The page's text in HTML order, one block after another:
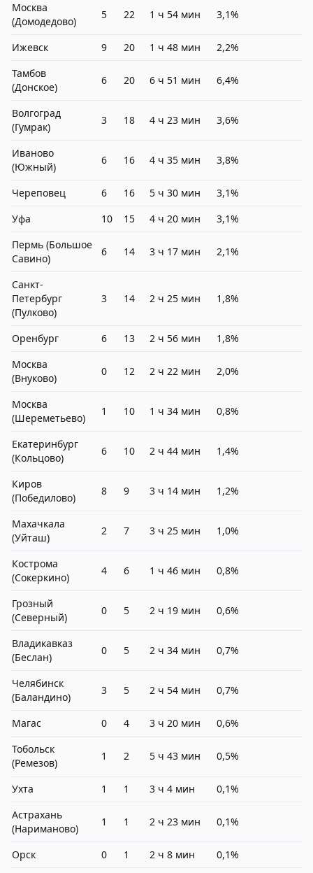
Москва
(Домодедово)
5 22 1 ч 54 мин 3,1%
Ижевск 9 20 1 ч 48 мин
2,2%
Тамбов
(Донское)
6 20 6 ч 51 мин 6,4%
Волгоград
(Гумрак)
3 18 4 ч 23 мин 3,6%
Иваново
(Южный)
6 16 4 ч 35 мин 3,8%
Череповец 6 16 5 ч 30 мин
3,1%
Уфа
10 15 4 ч 20 мин
3,1%
Пермь (Большое
Савино)
6 14 3 ч 17 мин 2,1%
Санкт-
Петербург
(Пулково)
3 14 2 ч 25 мин 1,8%
Оренбург 6 13 2 ч 56 мин
1,8%
Москва
(Внуково)
0 12 2 ч 22 мин 2,0%
Москва
(Шереметьево)
1 10 1 ч 34 мин 0,8%
Екатеринбург
(Кольцово)
6 10 2 ч 44 мин 1,4%
Киров
(Победилово)
8 9 3 ч 14 мин 1,2%
Махачкала
(Уйташ)
2 7 3 ч 25 мин 1,0%
Кострома
(Сокеркино)
4 6 1 ч 46 мин 0,8%
Грозный
(Северный)
0 5 2 ч 19 мин 0,6%
Владикавказ
(Беслан)
0 5 2 ч 34 мин 0,7%
Челябинск
(Баландино)
3 5 2 ч 54 мин 0,7%
Магас 0 4 3 ч 20 мин
0,6%
Тобольск
(Ремезов)
1 2 5 ч 43 мин 0,5%
Ухта 1 1 3 ч 4 мин
0,1%
Астрахань
(Нариманово)
1 1 2 ч 23 мин 0,1%
Орск 0 1 2 ч 8 мин
0,1%